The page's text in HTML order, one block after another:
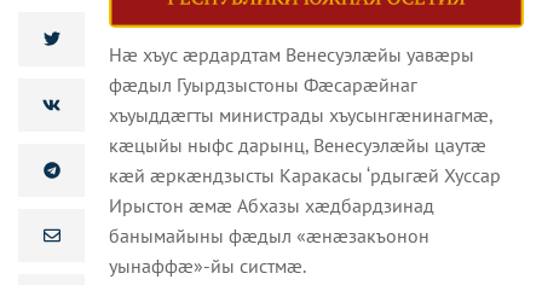
Нæ хъус æрдардтам Венесуэлæйы уавæры
фæдыл Гуырдзыстоны Фæсарæйнаг
хъуыддæгты министрады хъусынгæнинагмæ,
кæцыйы ныфс дарынц, Венесуэлæйы цаутæ
кæй æркæндзысты Каракасы ‘рдыгæй Хуссар
Ирыстон æмæ Абхазы хæдбардзинад
банымайыны фæдыл «æнæзакъонон
уынаффæ»-йы систмæ.